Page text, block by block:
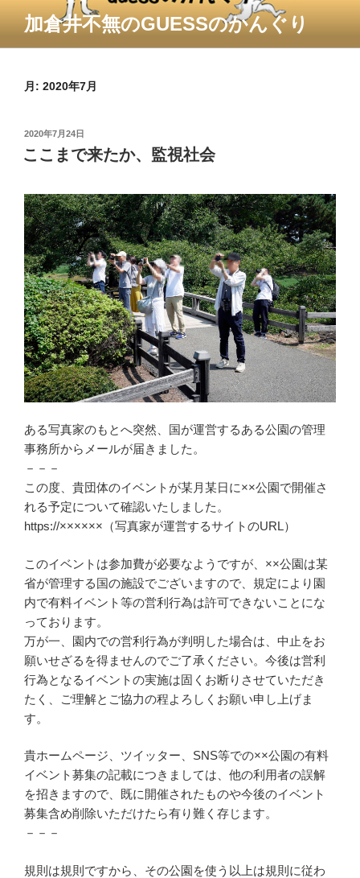
テ
加倉井不無のGUESSのかんぐり
月: 2020年7月
投
稿
日:
2020年7月24日
ここまで来たか、監視社会
ある写真家のもとへ突然、国が運営するある公園の管理
事務所からメールが届きました。
－－－
この度、貴団体のイベントが某月某日に××公園で開催さ
れる予定について確認いたしました。
https://××××××（写真家が運営するサイトのURL）
このイベントは参加費が必要なようですが、××公園は某
省が管理する国の施設でございますので、規定により園
内で有料イベント等の営利行為は許可できないことにな
っております。
万が一、園内での営利行為が判明した場合は、中止をお
願いせざるを得ませんのでご了承ください。今後は営利
行為となるイベントの実施は固くお断りさせていただき
たく、ご理解とご協力の程よろしくお願い申し上げま
す。
貴ホームページ、ツイッター、SNS等での××公園の有料
イベント募集の記載につきましては、他の利用者の誤解
を招きますので、既に開催されたものや今後のイベント
募集含め削除いただけたら有り難く存じます。
－－－
規則は規則ですから、その公園を使う以上は規則に従わ